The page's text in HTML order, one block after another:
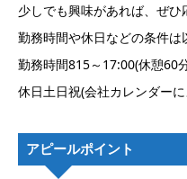
少しでも興味があれば、ぜひ
勤務時間や休日などの条件は
勤務時間815～17:00(休憩60
休日土日祝(会社カレンダー
アピールポイント